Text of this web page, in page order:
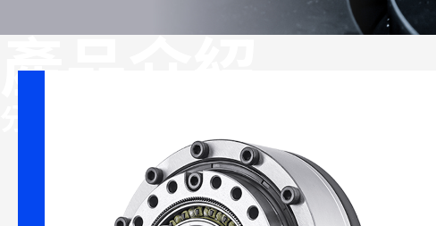
不鏽鋼浸水
產品介紹